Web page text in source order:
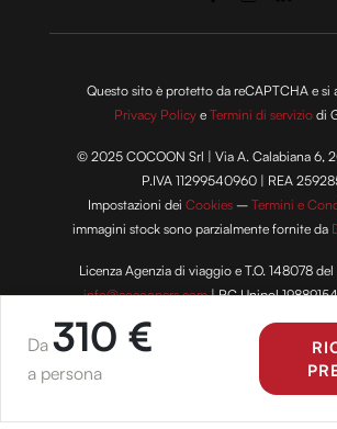
Da 310 €
a persona
Questo sito è protetto da reCAPTCHA e si
Privacy Policy eTermini di servizio di
© 2025 COCOON Srl | Via A. Calabiana 6,
P.IVA 11299540960 | REA
Impostazioni deiCookies –Termini e
immagini stock sono parzialmente fornite da
Licenza Agenzia di viaggio e T.O. 148078
info@cocooners.com| RC Unipol